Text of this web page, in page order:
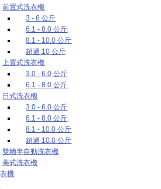
前置式洗衣機
3 - 6 公斤
6.1 - 8.0 公斤
8.1 - 10.0 公斤
超過 10 公斤
上置式洗衣機
3.0 - 6.0 公斤
6.1 - 8.0 公斤
日式洗衣機
3.0 - 6.0 公斤
6.1 - 8.0 公斤
8.1 - 10.0 公斤
超過 10.0 公斤
雙糟半自動洗衣機
美式洗衣機
機